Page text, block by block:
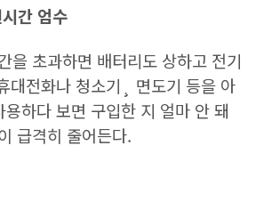
간 엄수
을 초과하면 배터리도 상하고 전기
대전화나 청소기¸ 면도기 등을 아
하다 보면 구입한 지 얼마 안 돼
급격히 줄어든다.